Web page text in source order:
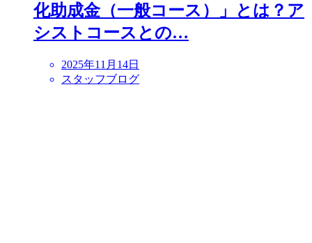
化助成金（一般コース）」とは？ア
シストコースとの…
2025年11月14日
スタッフブログ